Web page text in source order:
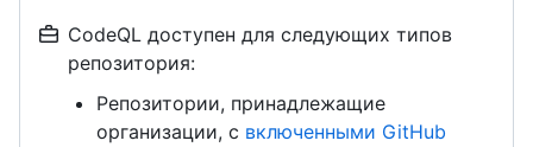
CodeQL доступен для следующих типов
репозитория:
Репозитории, принадлежащие
организации, с включенными GitHub